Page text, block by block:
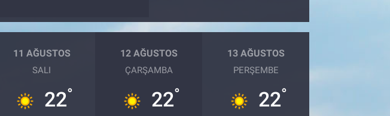
11 AĞUSTOS
SALI
22°
12 AĞUSTOS
ÇARŞAMBA
22°
13 AĞUSTOS
PERŞEMBE
22°